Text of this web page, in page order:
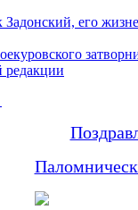
Задонский, его
редакции